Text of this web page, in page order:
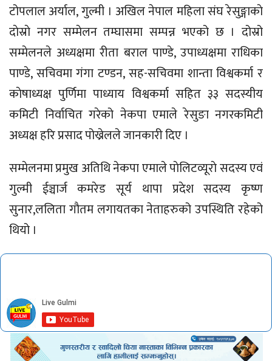
टोपलाल अर्याल, गुल्मी । अखिल नेपाल महिला संघ रेसुङ्गाकाे
दाेस्राे नगर सम्मेलन तम्घासमा सम्पन्न भएको छ । दोस्रो
सम्मेलनले अध्यक्षमा रीता बराल पाण्डे, उपाध्यक्षमा राधिका
पाण्डे, सचिवमा गंगा टण्डन, सह-सचिवमा शान्ता विश्वकर्मा र
काेषाध्यक्ष पुर्णिमा पाध्याय विश्वकर्मा सहित ३३ सदस्यीय
कमिटी निर्वाचित गरेको नेकपा एमाले रेसुङा नगरकमिटी
अध्यक्ष हरि प्रसाद पोख्रेलले जानकारी दिए ।
सम्मेलनमा प्रमुख अतिथि नेकपा एमाले पाेलिटव्यूराे सदस्य एवं
गुल्मी ईञ्चार्ज कमरेड सूर्य थापा प्रदेश सदस्य कृष्ण
सुनार,ललिता गाैतम लगायतका नेताहरुको उपस्थिति रहेको
थियो ।